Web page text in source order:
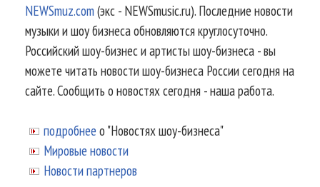
NEWSmuz.com(экс - NEWSmusic.ru). Последние новости
музыки и шоу бизнеса обновляются круглосуточно.
Российский шоу-бизнес и артисты шоу-бизнеса - вы
можете читать новости шоу-бизнеса России сегодня на
сайте. Сообщить о новостях сегодня - наша работа.
подробнее о "Новостях шоу-бизнеса"
Мировые новости
Новости партнеров